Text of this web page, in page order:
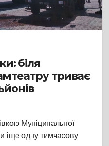
біля
триває
Муніципальної
іще одну тимчасову